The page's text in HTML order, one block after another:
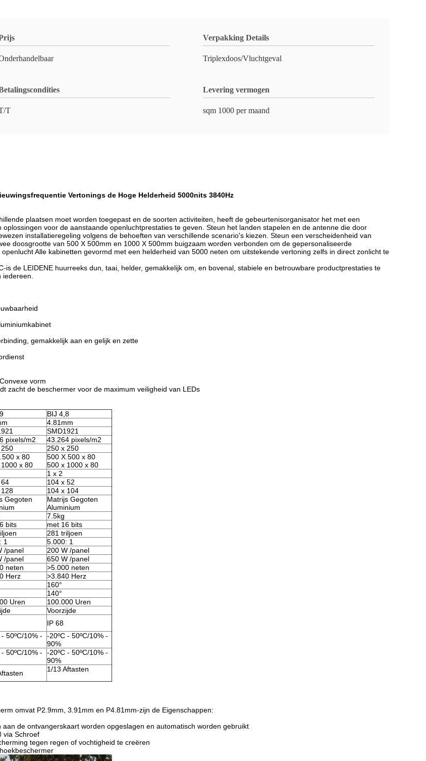
Verpakking Details
Triplexdoos/Vluchtgeval
T
Levering vermogen
sqm 1000 per maand
Vertonings de Hoge Helderheid 5000nits 3840Hz
plaatsen moet worden toegepast en de soorten activiteiten, heeft de gebeurtenisorganisator het met een
voor de aanstaande openluchtprestaties te geven. Steun het landen stapelen en de antenne die door
installatieregeling volgens de behoeften van verschillende scenario's kiezen. Steun een verscheidenheid van
doosgrootte van 500 X 500mm en 1000 X 500mm buigzaam worden verbonden om de gepersonaliseerde
Alle kabinetten gevormd met een helderheid van 5000 neten om uitstekende vertoning zelfs in direct zonlicht te
de LEIDENE huurreeks dun, taai, helder, gemakkelijk om, en bovenal, stabiele en betrouwbare productprestaties te
gemakkelijk aan en gelijk en zette
vorm
zacht de beschermer voor de maximum veiligheid van LEDs
BIJ 4,8
4.81mm
SMD1921
pixels/m2
43.264 pixels/m2
250 x 250
x 80
x 80
500 X.500 x 80
500 x 1000 x 80
1 x 2
104 x 52
104 x 104
Gegoten
Matrijs Gegoten
Aluminium
7.5kg
bits
met 16 bits
281 triljoen
1
5.000: 1
/panel
200 W /panel
/panel
650 W /panel
neten
>5.000 neten
Herz
>3.840 Herz
160°
140°
Uren
100.000 Uren
Voorzijde
IP 68
- 50ºC/10% -
-20ºC - 50ºC/10% -
90%
- 50ºC/10% -
-20ºC - 50ºC/10% -
90%
1/13 Aftasten
omvat P2.9mm, 3.91mm en P4.81mm-zijn de Eigenschappen:
de ontvangerskaart worden opgeslagen en automatisch worden gebruikt
via Schroef
tegen regen of vochtigheid te creëren